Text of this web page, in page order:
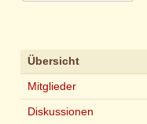
Übersicht
Mitglieder
Diskussionen